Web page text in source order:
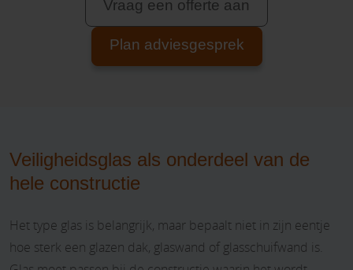
Vraag een offerte aan
Plan adviesgesprek
Veiligheidsglas als onderdeel van de
hele constructie
Het type glas is belangrijk, maar bepaalt niet in zijn eentje
hoe sterk een glazen dak, glaswand of glasschuifwand is.